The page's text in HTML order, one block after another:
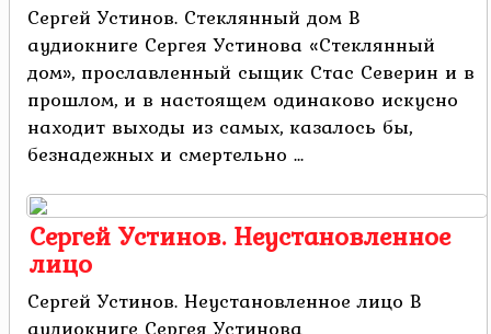
Сергей Устинов. Стеклянный дом В
аудиокниге Сергея Устинова «Стеклянный
дом», прославленный сыщик Стас Северин и в
прошлом, и в настоящем одинаково искусно
находит выходы из самых, казалось бы,
безнадежных и смертельно ...
Сергей Устинов. Неустановленное
лицо
Сергей Устинов. Неустановленное лицо В
аудиокниге Сергея Устинова